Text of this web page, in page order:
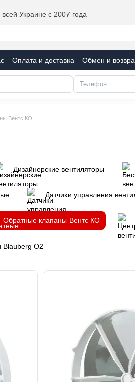
Украине с 2007 года
Оплата и доставка Обмен и
Вентс КО
Дизайнерские вентиляторы
Датчики управления
Обратные клапаны Вентс КО
Blauberg O2